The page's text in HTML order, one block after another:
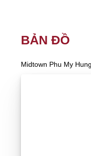
BẢN ĐỒ
Midtown Phu My